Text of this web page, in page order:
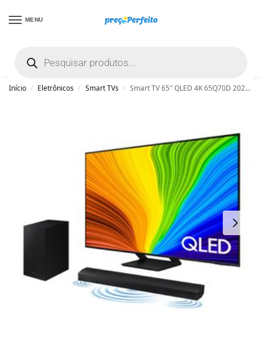
MENU
Início / Eletrônicos / Smart TVs / Smart TV 65″ QLED 4K 65Q70D 2024 + Soundbar HW-B550/ZD Combo